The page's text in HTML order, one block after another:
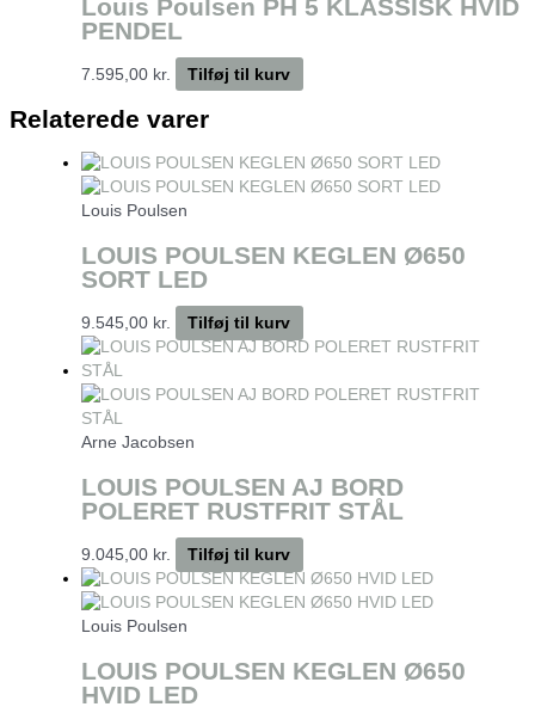
Louis Poulsen PH 5 KLASSISK HVID
PENDEL
7.595,00 kr. Tilføj til kurv
Relaterede varer
Louis Poulsen
LOUIS POULSEN KEGLEN Ø650
SORT LED
9.545,00 kr. Tilføj til kurv
Arne Jacobsen
LOUIS POULSEN AJ BORD
POLERET RUSTFRIT STÅL
9.045,00 kr. Tilføj til kurv
Louis Poulsen
LOUIS POULSEN KEGLEN Ø650
HVID LED